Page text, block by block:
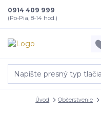
0914 409 999
(Po-Pia, 8-14 hod.)
Úvod Občerstvenie